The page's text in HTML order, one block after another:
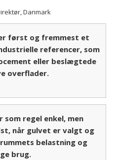
, Danmark
først og fremmest et
referencer, som
eller beslægtede
overflader.
som regel enkel, men
når gulvet er valgt og
belastning og
brug.